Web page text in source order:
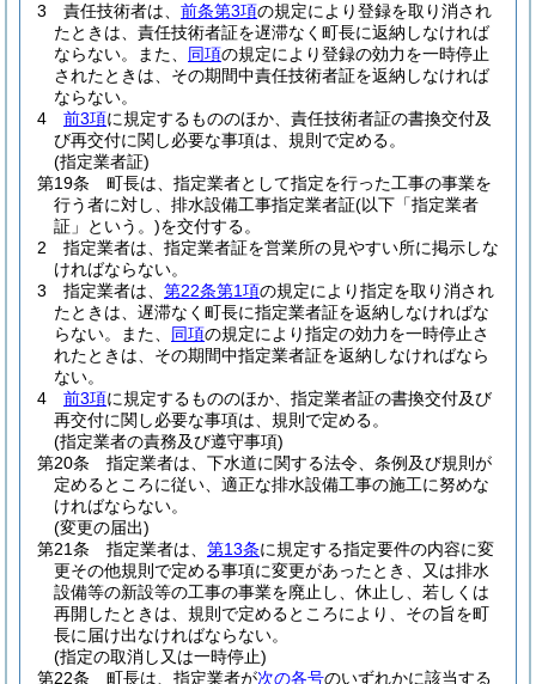
3
責任技術者は、 前条第3項の規定により登録を取り消され
たときは、責任技術者証を遅滞なく町長に返納しなければ
ならない。
また、 同項の規定により登録の効力を一時停止
されたときは、その期間中責任技術者証を返納しなければ
ならない。
4
前3項に規定するもののほか、責任技術者証の書換交付及
び再交付に関し必要な事項は、規則で定める。
(指定業者証)
第19条
町長は、指定業者として指定を行った工事の事業を
行う者に対し、排水設備工事指定業者証(以下「指定業者
証」という。)を交付する。
2
指定業者は、指定業者証を営業所の見やすい所に掲示しな
ければならない。
3
指定業者は、 第22条第1項の規定により指定を取り消され
たときは、遅滞なく町長に指定業者証を返納しなければな
らない。
また、 同項の規定により指定の効力を一時停止さ
れたときは、その期間中指定業者証を返納しなければなら
ない。
4
前3項に規定するもののほか、指定業者証の書換交付及び
再交付に関し必要な事項は、規則で定める。
(指定業者の責務及び遵守事項)
第20条
指定業者は、下水道に関する法令、条例及び規則が
定めるところに従い、適正な排水設備工事の施工に努めな
ければならない。
(変更の届出)
第21条
指定業者は、 第13条に規定する指定要件の内容に変
更その他規則で定める事項に変更があったとき、又は排水
設備等の新設等の工事の事業を廃止し、休止し、若しくは
再開したときは、規則で定めるところにより、その旨を町
長に届け出なければならない。
(指定の取消し又は一時停止)
第22条
町長は、指定業者が次の各号のいずれかに該当する